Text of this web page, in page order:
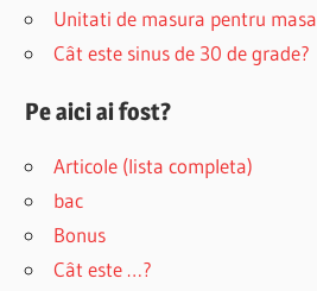
Unitati de masura pentru masa
Cât este sinus de 30 de grade?
Pe aici ai fost?
Articole (lista completa)
bac
Bonus
Cât este …?